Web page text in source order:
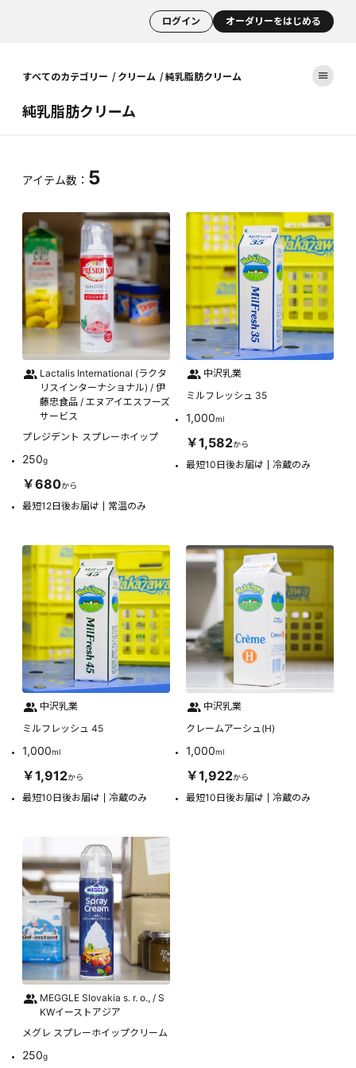
ログイン オーダリーをはじめる
すべてのカテゴリー クリーム 純乳脂肪クリーム
純乳脂肪クリーム
アイテム数： 5
Lactalis International (ラクタ
リスインターナショナル) / 伊
藤忠食品 / エヌアイエスフーズ
サービス
プレジデント スプレーホイップ
250g
￥680から
最短12日後お届け 常温のみ
中沢乳業
ミルフレッシュ 35
1,000ml
￥1,582から
最短10日後お届け 冷蔵のみ
中沢乳業
ミルフレッシュ 45
1,000ml
￥1,912から
最短10日後お届け 冷蔵のみ
中沢乳業
クレームアーシュ(H)
1,000ml
￥1,922から
最短10日後お届け 冷蔵のみ
MEGGLE Slovakia s. r. o., / S
KWイーストアジア
メグレ スプレーホイップクリーム
250g